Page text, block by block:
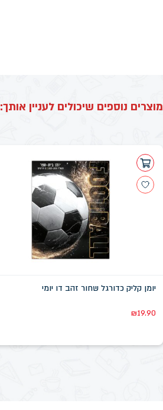
מוצרים נוספים שיכולים לעניין אותך:
יומן קליק כדורגל שחור זהב דו יומי
₪19.90